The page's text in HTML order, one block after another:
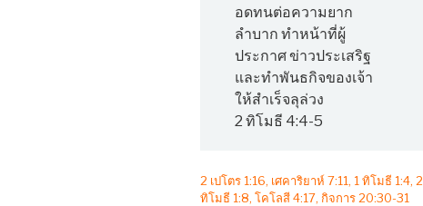
อดทนต่อความยาก
ลำบาก ทำหน้าที่ผู้
ประกาศ ข่าวประเสริฐ
และทำพันธกิจของเจ้า
ให้สำเร็จลุล่วง
2 ทิโมธี 4:4-5
2 เปโตร 1:16, เศคาริยาห์ 7:11, 1 ทิโมธี 1:4, 2
ทิโมธี 1:8, โคโลสี 4:17, กิจการ 20:30-31